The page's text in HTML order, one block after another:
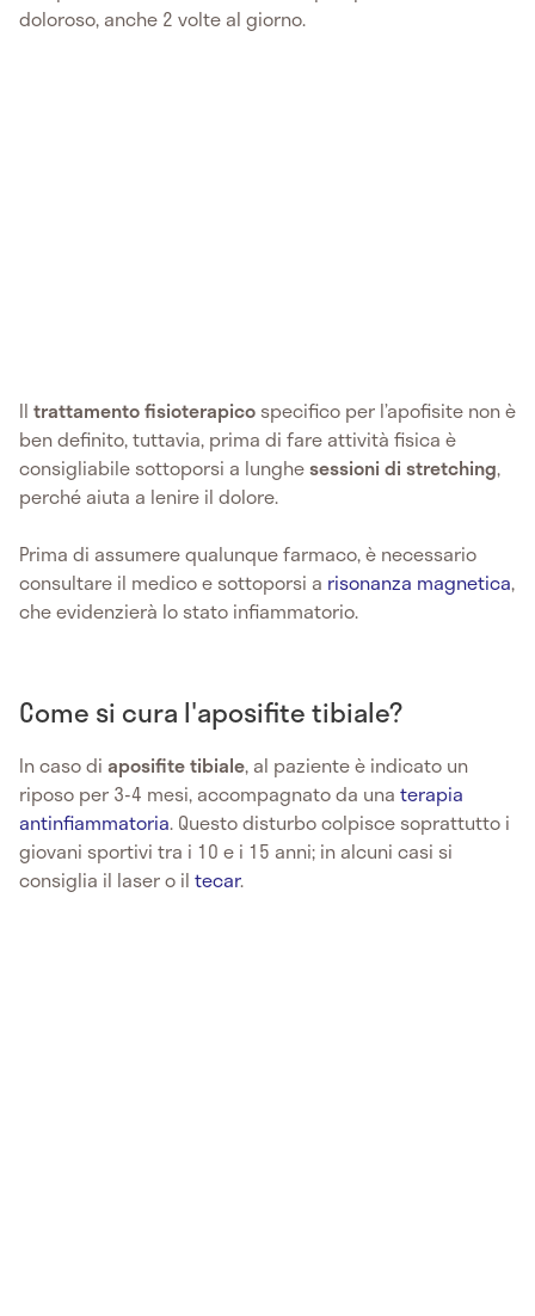
doloroso, anche 2 volte al giorno.
Il trattamento fisioterapico specifico per l’apofisite non è
ben definito, tuttavia, prima di fare attività fisica è
consigliabile sottoporsi a lunghesessioni di stretching,
perché aiuta a lenire il dolore.
Prima di assumere qualunque farmaco, è necessario
consultare il medico e sottoporsi a risonanza magnetica,
che evidenzierà lo stato infiammatorio.
Come si cura l'aposifite tibiale?
In caso di aposifite tibiale, al paziente è indicato un
riposo per 3-4 mesi, accompagnato da una terapia
antinfiammatoria. Questo disturbo colpisce soprattutto i
giovani sportivi tra i 10 e i 15 anni; in alcuni casi si
consiglia il laser o il tecar.